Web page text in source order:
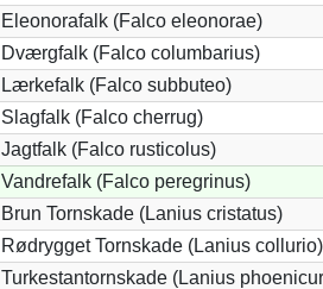
Eleonorafalk (Falco eleonorae)
Dværgfalk (Falco columbarius)
Lærkefalk (Falco subbuteo)
Slagfalk (Falco cherrug)
Jagtfalk (Falco rusticolus)
Vandrefalk (Falco peregrinus)
Brun Tornskade (Lanius cristatus)
Rødrygget Tornskade (Lanius collurio)
Turkestantornskade (Lanius